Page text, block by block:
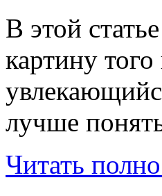
В этой
картину
лучше
Читать